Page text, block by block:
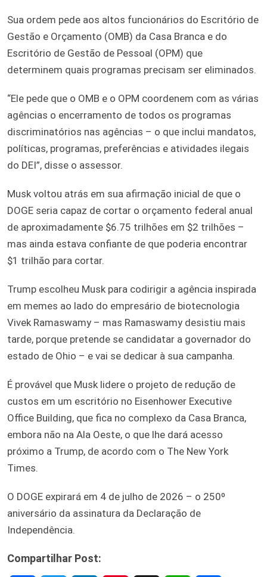
Sua ordem pede aos altos funcionários do Escritório de
Gestão e Orçamento (OMB) da Casa Branca e do
Escritório de Gestão de Pessoal (OPM) que
determinem quais programas precisam ser eliminados.
“Ele pede que o OMB e o OPM coordenem com as várias
agências o encerramento de todos os programas
discriminatórios nas agências – o que inclui mandatos,
políticas, programas, preferências e atividades ilegais
do DEI”, disse o assessor.
Musk voltou atrás em sua afirmação inicial de que o
DOGE seria capaz de cortar o orçamento federal anual
de aproximadamente $6.75 trilhões em $2 trilhões –
mas ainda estava confiante de que poderia encontrar
$1 trilhão para cortar.
Trump escolheu Musk para codirigir a agência inspirada
em memes ao lado do empresário de biotecnologia
Vivek Ramaswamy – mas Ramaswamy desistiu mais
tarde, porque pretende se candidatar a governador do
estado de Ohio – e vai se dedicar à sua campanha.
É provável que Musk lidere o projeto de redução de
custos em um escritório no Eisenhower Executive
Office Building, que fica no complexo da Casa Branca,
embora não na Ala Oeste, o que lhe dará acesso
próximo a Trump, de acordo com o The New York
Times.
O DOGE expirará em 4 de julho de 2026 – o 250º
aniversário da assinatura da Declaração de
Independência.
Compartilhar Post: